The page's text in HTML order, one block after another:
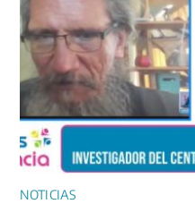
NOTICIAS